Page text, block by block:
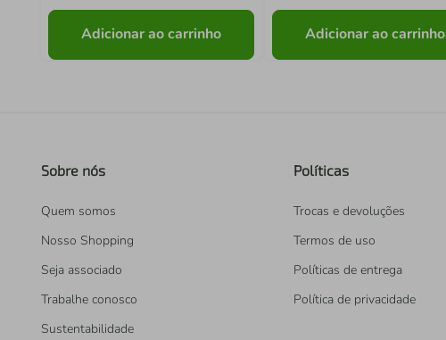
Adicionar ao carrinho Adicionar ao carrinho
Sobre nós
Quem somos
Nosso Shopping
Seja associado
Trabalhe conosco
Sustentabilidade
Políticas
Trocas e devoluções
Termos de uso
Políticas de entrega
Política de privacidade